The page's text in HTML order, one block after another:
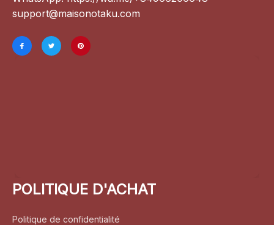
support@maisonotaku.com
POLITIQUE D'ACHAT
Politique de confidentialité